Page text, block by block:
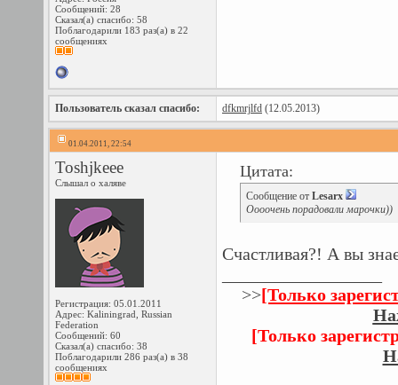
Сообщений: 28
Сказал(а) спасибо: 58
Поблагодарили 183 раз(а) в 22
сообщениях
Пользователь сказал cпасибо: dfkmrjlfd (12.05.2013)
01.04.2011, 22:54
Toshjkeee
Слышал о халяве
Регистрация: 05.01.2011
Адрес: Kaliningrad, Russian
Federation
Сообщений: 60
Сказал(а) спасибо: 38
Поблагодарили 286 раз(а) в 38
сообщениях
Цитата:
Сообщение от Lesarx
Оооочень порадовали марочки))
Счастливая?! А вы
>>[Только
[Только